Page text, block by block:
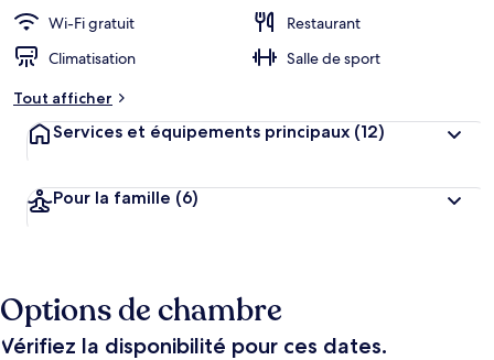
Wi-Fi gratuit
Restaurant
Climatisation
Salle de sport
Tout afficher
Services et équipements principaux (12)
Pour la famille (6)
Options de chambre
Vérifiez la disponibilité pour ces dates.